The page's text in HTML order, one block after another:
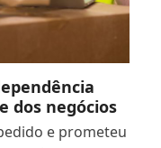
dos negócios
e prometeu